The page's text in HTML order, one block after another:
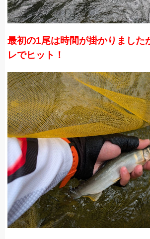
最初の1尾は時間が掛かりました
レでヒット！